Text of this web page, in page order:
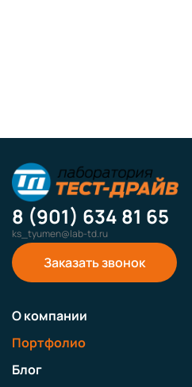
8 (901) 634 81 65
ks_tyumen@lab-td.ru
Заказать звонок
О компании
Портфолио
Блог